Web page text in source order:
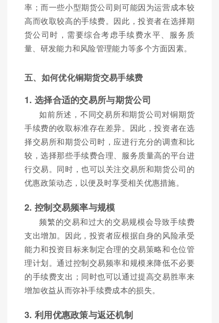
率；而一些小型期货公司则可能因为运营成本较
高而收取较高的手续费。因此，投资者在选择期
货公司时，需要综合考虑手续费水平、服务质
量、研发能力和风险管理能力等多个方面因素。
五、如何优化铜期货交易手续费
1. 选择合适的交易所与期货公司
如前所述，不同交易所和期货公司对铜期货
手续费的收取标准存在差异。因此，投资者在选
择交易所和期货公司时，应进行充分的调查和比
较，选择那些手续费合理、服务质量高的平台进
行交易。同时，也可以关注交易所和期货公司的
优惠政策动态，以便及时享受相关优惠措施。
2. 控制交易频率与规模
频繁的交易和过大的交易规模会导致手续费
支出增加。因此，投资者应根据自身的风险承受
能力和投资目标来制定合理的交易策略和仓位管
理计划。通过控制交易频率和规模来降低不必要
的手续费支出；同时也可以通过提高交易胜率来
增加收益从而弥补手续费成本的损失。
3. 利用优惠政策与返还机制